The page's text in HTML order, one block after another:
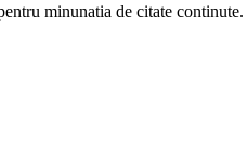
minunatia de citate